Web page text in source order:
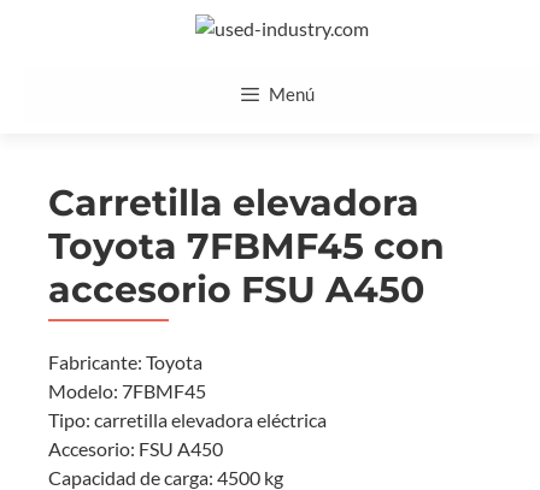
Menú
Carretilla elevadora
Toyota 7FBMF45 con
accesorio FSU A450
Fabricante: Toyota
Modelo: 7FBMF45
Tipo: carretilla elevadora eléctrica
Accesorio: FSU A450
Capacidad de carga: 4500 kg